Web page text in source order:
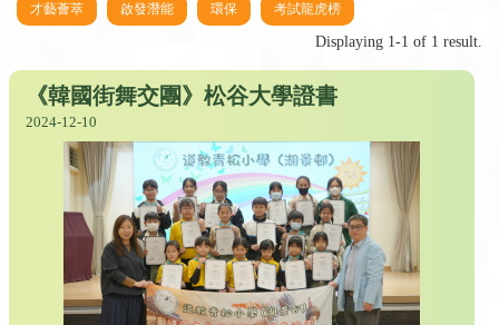
才藝薈萃 啟發潛能 環保 考試龍虎榜
Displaying 1-1 of 1 result.
《韓國街舞交團》松谷大學證書
2024-12-10